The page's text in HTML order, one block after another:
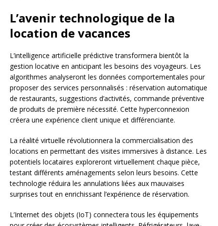
L’avenir technologique de la
location de vacances
L’intelligence artificielle prédictive transformera bientôt la
gestion locative en anticipant les besoins des voyageurs. Les
algorithmes analyseront les données comportementales pour
proposer des services personnalisés : réservation automatique
de restaurants, suggestions d’activités, commande préventive
de produits de première nécessité. Cette hyperconnexion
créera une expérience client unique et différenciante.
La réalité virtuelle révolutionnera la commercialisation des
locations en permettant des visites immersives à distance. Les
potentiels locataires exploreront virtuellement chaque pièce,
testant différents aménagements selon leurs besoins. Cette
technologie réduira les annulations liées aux mauvaises
surprises tout en enrichissant l’expérience de réservation.
L’Internet des objets (IoT) connectera tous les équipements